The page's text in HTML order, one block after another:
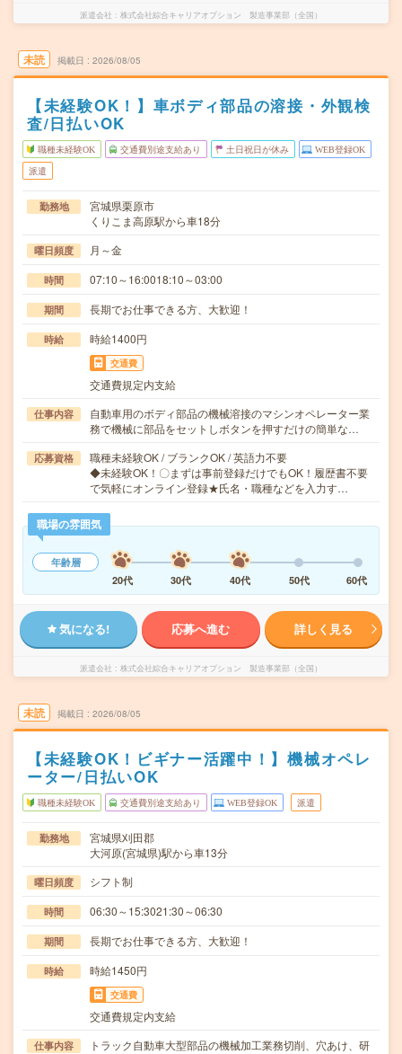
派遣会社 株式会社綜合キャリアオプション 製造事業部（全国）
未読 掲載日 2026/08/05
【未経験OK！】車ボディ部品の溶接・外観検
査/日払いOK
職種未経験OK 交通費別途支給あり 土日祝日が休み WEB登録OK
派遣
勤務地
宮城県栗原市
くりこま高原駅から車18分
曜日頻度 月～金
時間 07:10～16:0018:10～03:00
期間 長期でお仕事できる方、大歓迎！
時給 時給1400円
交通費
交通費規定内支給
仕事内容
自動車用のボディ部品の機械溶接のマシンオペレーター業
務で機械に部品をセットしボタンを押すだけの簡単な…
応募資格
職種未経験OK / ブランクOK / 英語力不要
◆未経験OK！〇まずは事前登録だけでもOK！履歴書不要
で気軽にオンライン登録★氏名・職種などを入力す…
職場の雰囲気
年齢層
20代
30代 40代 50代 60代
気になる! 応募へ進む 詳しく見る
派遣会社 株式会社綜合キャリアオプション 製造事業部（全国）
未読 掲載日 2026/08/05
【未経験OK！ビギナー活躍中！】機械オペレ
ーター/日払いOK
職種未経験OK 交通費別途支給あり WEB登録OK 派遣
勤務地
宮城県刈田郡
大河原(宮城県)駅から車13分
曜日頻度 シフト制
時間 06:30～15:3021:30～06:30
期間 長期でお仕事できる方、大歓迎！
時給 時給1450円
交通費
交通費規定内支給
仕事内容
トラック自動車大型部品の機械加工業務切削、穴あけ、研